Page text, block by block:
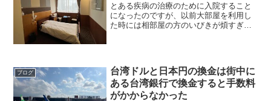
とある疾病の治療のために入院すること
になったのですが、以前大部屋を利用し
た時には相部屋の方のいびきが煩すぎる
た。病室の種類東京慈恵会...
ブログ
台湾ドルと日本円の換金は街中に
ある台湾銀行で換金すると手数料
がかからなかった